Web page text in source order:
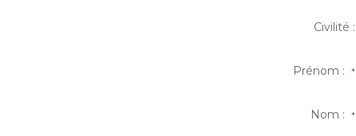
Civilité :
Prénom :*
Nom :*